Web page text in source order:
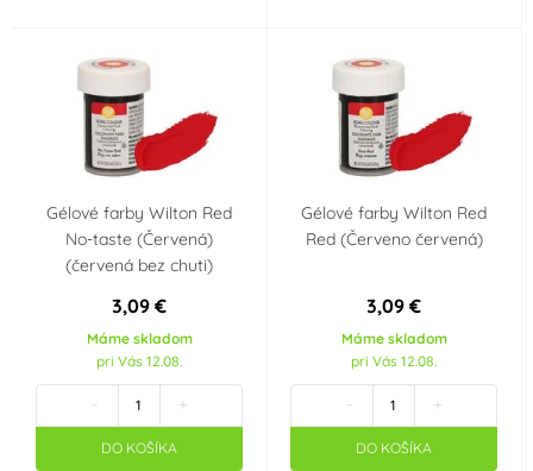
Bronzová (4) Černá
Červená (113) Fialová (21)
Meruňková Modrá (67)
Modrozelená
Oranžová
Gélové farby Wilton Red
No-taste (Červená)
(červená bez chuti)
3,09 €
Máme skladom
pri Vás 12.08.
- +
DO KOŠÍKA
Gélové farby Wilton Red
Red (Červeno červená)
3,09 €
Máme skladom
pri Vás 12.08.
- +
DO KOŠÍKA